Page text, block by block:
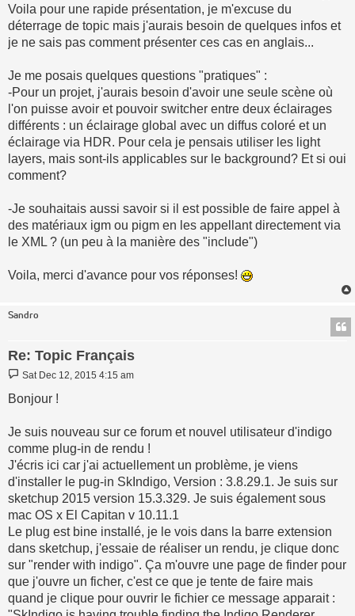
Voila pour une rapide présentation, je m'excuse du
déterrage de topic mais j'aurais besoin de quelques infos et
je ne sais pas comment présenter ces cas en anglais...
Je me posais quelques questions "pratiques" :
-Pour un projet, j'aurais besoin d'avoir une seule scène où
l'on puisse avoir et pouvoir switcher entre deux éclairages
différents : un éclairage global avec un diffus coloré et un
éclairage via HDR. Pour cela je pensais utiliser les light
layers, mais sont-ils applicables sur le background? Et si oui
comment?
-Je souhaitais aussi savoir si il est possible de faire appel à
des matériaux igm ou pigm en les appellant directement via
le XML ? (un peu à la manière des "include")
Voila, merci d'avance pour vos réponses!
Sandro
Re: Topic Français
Post
Sat Dec 12, 2015 4:15 am
Bonjour !
Je suis nouveau sur ce forum et nouvel utilisateur d'indigo
comme plug-in de rendu !
J'écris ici car j'ai actuellement un problème, je viens
d'installer le pug-in SkIndigo, Version : 3.8.29.1. Je suis sur
sketchup 2015 version 15.3.329. Je suis également sous
mac OS x El Capitan v 10.11.1
Le plug est bine installé, je le vois dans la barre extension
dans sketchup, j'essaie de réaliser un rendu, je clique donc
sur "render with indigo". Ça m'ouvre une page de finder pour
que j'ouvre un ficher, c'est ce que je tente de faire mais
quand je clique pour ouvrir le fichier ce message apparait :